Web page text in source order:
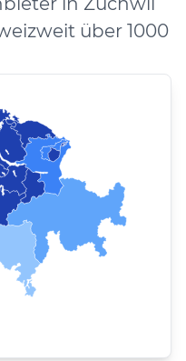
über 1000